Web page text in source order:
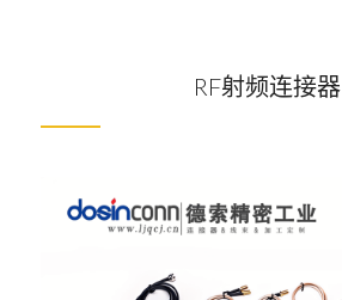
RF射频连接器